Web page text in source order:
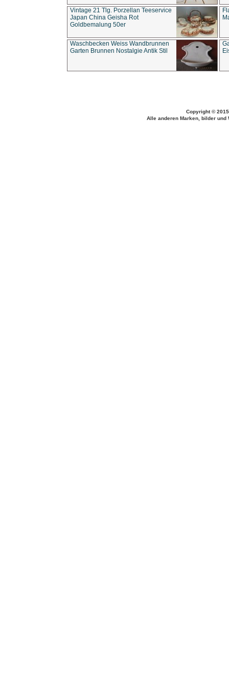
Vintage 21 Tlg. Porzellan Teeservice
Japan China Geisha Rot
Goldbemalung 50er
Waschbecken Weiss Wandbrunnen
Garten Brunnen Nostalgie Antik Stil
Copyright ©
Alle anderen Marken, bilder und